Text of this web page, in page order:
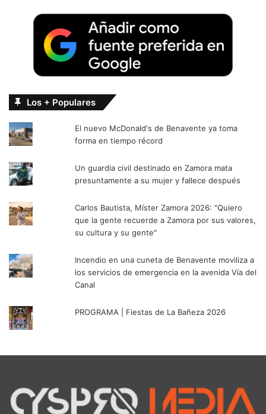
Los + Populares
El nuevo McDonald's de Benavente ya toma
forma en tiempo récord
Un guardia civil destinado en Zamora mata
presuntamente a su mujer y fallece después
Carlos Bautista, Míster Zamora 2026: "Quiero
que la gente recuerde a Zamora por sus valores,
su cultura y su gente"
Incendio en una cuneta de Benavente moviliza a
los servicios de emergencia en la avenida Vía del
Canal
PROGRAMA | Fiestas de La Bañeza 2026